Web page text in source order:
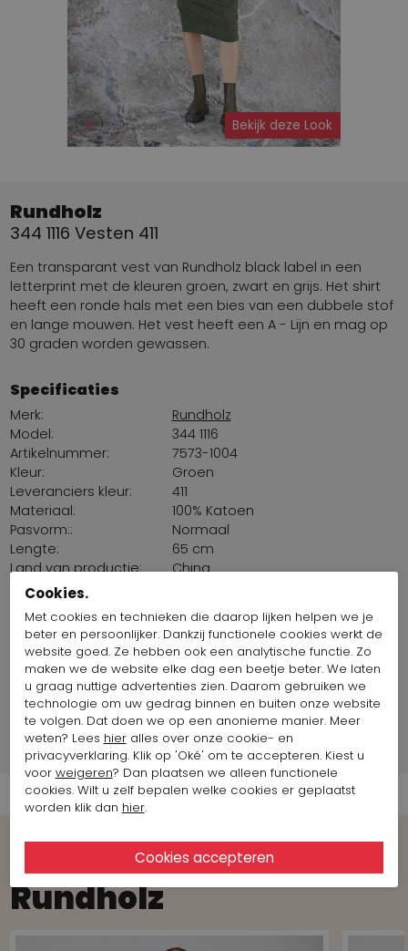
Bekijk deze Look
Start video
Rundholz
344 1116 Vesten 411
Een transparant vest van Rundholz black label in een
letterprint met de kleuren groen, zwart en grijs. Het shirt
heeft een ronde hals met een bies van een dubbele stof
en lange mouwen. Het vest heeft een A - Lijn en mag op
30 graden worden gewassen.
Specificaties
Merk:
Rundholz
Model:
344 1116
Artikelnummer:
7573-1004
Kleur:
Groen
Leveranciers kleur:
411
Materiaal:
100% Katoen
Pasvorm::
Normaal
Lengte:
65 cm
Land van productie:
China
Borstomvang:
Fotomodel informatie
Merk Informatie
Verzend informatie
Bekijk meer Looks van het merk
Rundholz
Cookies.
Met cookies en technieken die daarop lijken helpen we je
beter en persoonlijker. Dankzij functionele cookies werkt de
website goed. Ze hebben ook een analytische functie. Zo
maken we de website elke dag een beetje beter. We laten
u graag nuttige advertenties zien. Daarom gebruiken we
technologie om uw gedrag binnen en buiten onze website
te volgen. Dat doen we op een anonieme manier. Meer
weten? Lees hieralles over onze cookie- en
privacyverklaring. Klik op 'Oké' om te accepteren. Kiest u
voor weigeren? Dan plaatsen we alleen functionele
cookies. Wilt u zelf bepalen welke cookies er geplaatst
worden klik dan hier.